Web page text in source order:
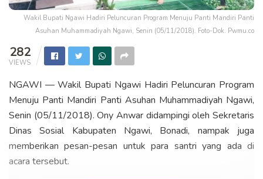
Wakil Bupati Ngawi Hadiri Peluncuran Program Menuju Panti Mandiri Panti
Asuhan Muhammadiyah Ngawi, Senin (05/11/2018). Foto-Dok. Pwmu.co
282
VIEWS
NGAWI — Wakil Bupati Ngawi Hadiri Peluncuran Program
Menuju Panti Mandiri Panti Asuhan Muhammadiyah Ngawi,
Senin (05/11/2018). Ony Anwar didampingi oleh Sekretaris
Dinas Sosial Kabupaten Ngawi, Bonadi, nampak juga
memberikan pesan-pesan untuk para santri yang ada di
acara tersebut.